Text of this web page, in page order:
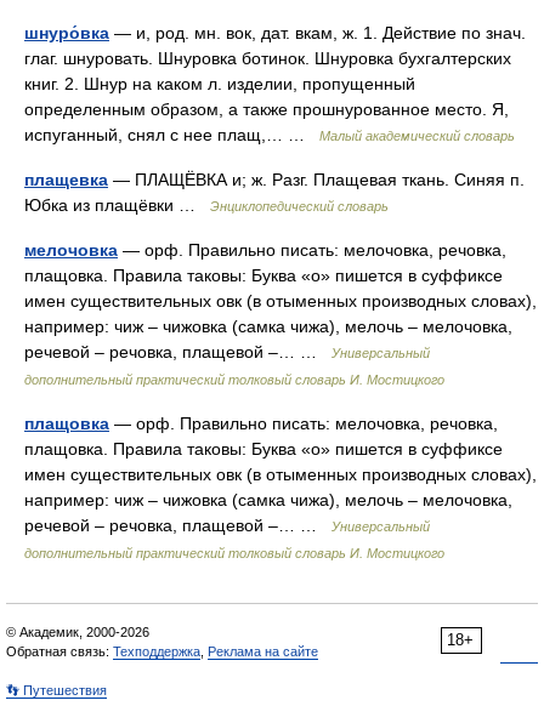
шнуро́вка — и, род. мн. вок, дат. вкам, ж. 1. Действие по знач.
глаг. шнуровать. Шнуровка ботинок. Шнуровка бухгалтерских
книг. 2. Шнур на каком л. изделии, пропущенный
определенным образом, а также прошнурованное место. Я,
испуганный, снял с нее плащ,… …
Малый академический словарь
плащевка — ПЛАЩЁВКА и; ж. Разг. Плащевая ткань. Синяя п.
Юбка из плащёвки …
Энциклопедический словарь
мелочовка — орф. Правильно писать: мелочовка, речовка,
плащовка. Правила таковы: Буква «о» пишется в суффиксе
имен существительных овк (в отыменных производных словах),
например: чиж – чижовка (самка чижа), мелочь – мелочовка,
речевой – речовка, плащевой –… …
Универсальный
дополнительный практический толковый словарь И. Мостицкого
плащовка — орф. Правильно писать: мелочовка, речовка,
плащовка. Правила таковы: Буква «о» пишется в суффиксе
имен существительных овк (в отыменных производных словах),
например: чиж – чижовка (самка чижа), мелочь – мелочовка,
речевой – речовка, плащевой –… …
Универсальный
дополнительный практический толковый словарь И. Мостицкого
18+
© Академик, 2000-2026
Обратная связь: Техподдержка Реклама на сайте
👣 Путешествия